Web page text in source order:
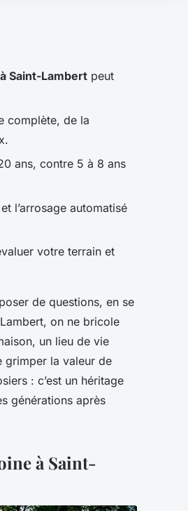
Saint-Lambert peut
complète, de la
ans, contre 5 à 8 ans
l’arrosage automatisé
votre terrain et
de questions, en se
on ne bricole
un lieu de vie
grimper la valeur de
: c’est un héritage
générations après
à Saint-